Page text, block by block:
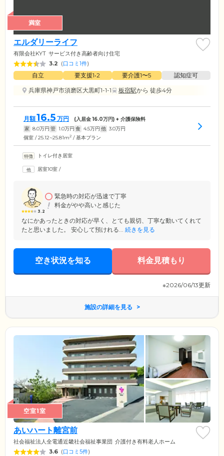
満室
エルダリーライフ
有限会社KYT サービス付き高齢者向け住宅
3.2 (口コミ1件)
自立 要支援1•2 要介護1〜5
認知症可
兵庫県神戸市須磨区大黒町1-1-1
板宿駅から 徒歩4分
月額16.5 万円 (入居金16.0万円) + 介護保険料
家 8.0万円 管 1.0万円 食 4.5万円 他 3.0万円
個室 / 25.12~25.81m2 / 基本プラン
トイレ付き居室
居室10室 /
3.2
緊急時の対応が迅速で丁寧
料金がやや高いと感じた
なにかあったときの対応が早く、とても親切、丁寧な動いてくれて
たと思いました。 安心して預けれる... 続きを見る
空き状況を知る 料金見積もり
※2026/06/13更新
施設の詳細を見る
空室1室
あいハート離宮前
社会福祉法人全電通近畿社会福祉事業団 介護付き有料老人ホーム
3.6 (口コミ5件)